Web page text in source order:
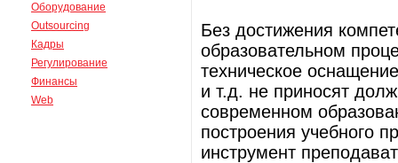
Оборудование
Outsourcing
Кадры
Регулирование
Финансы
Web
Без достижения
образовательном
техническое
и т.д. не приносят
современном
построения учебного
инструмент